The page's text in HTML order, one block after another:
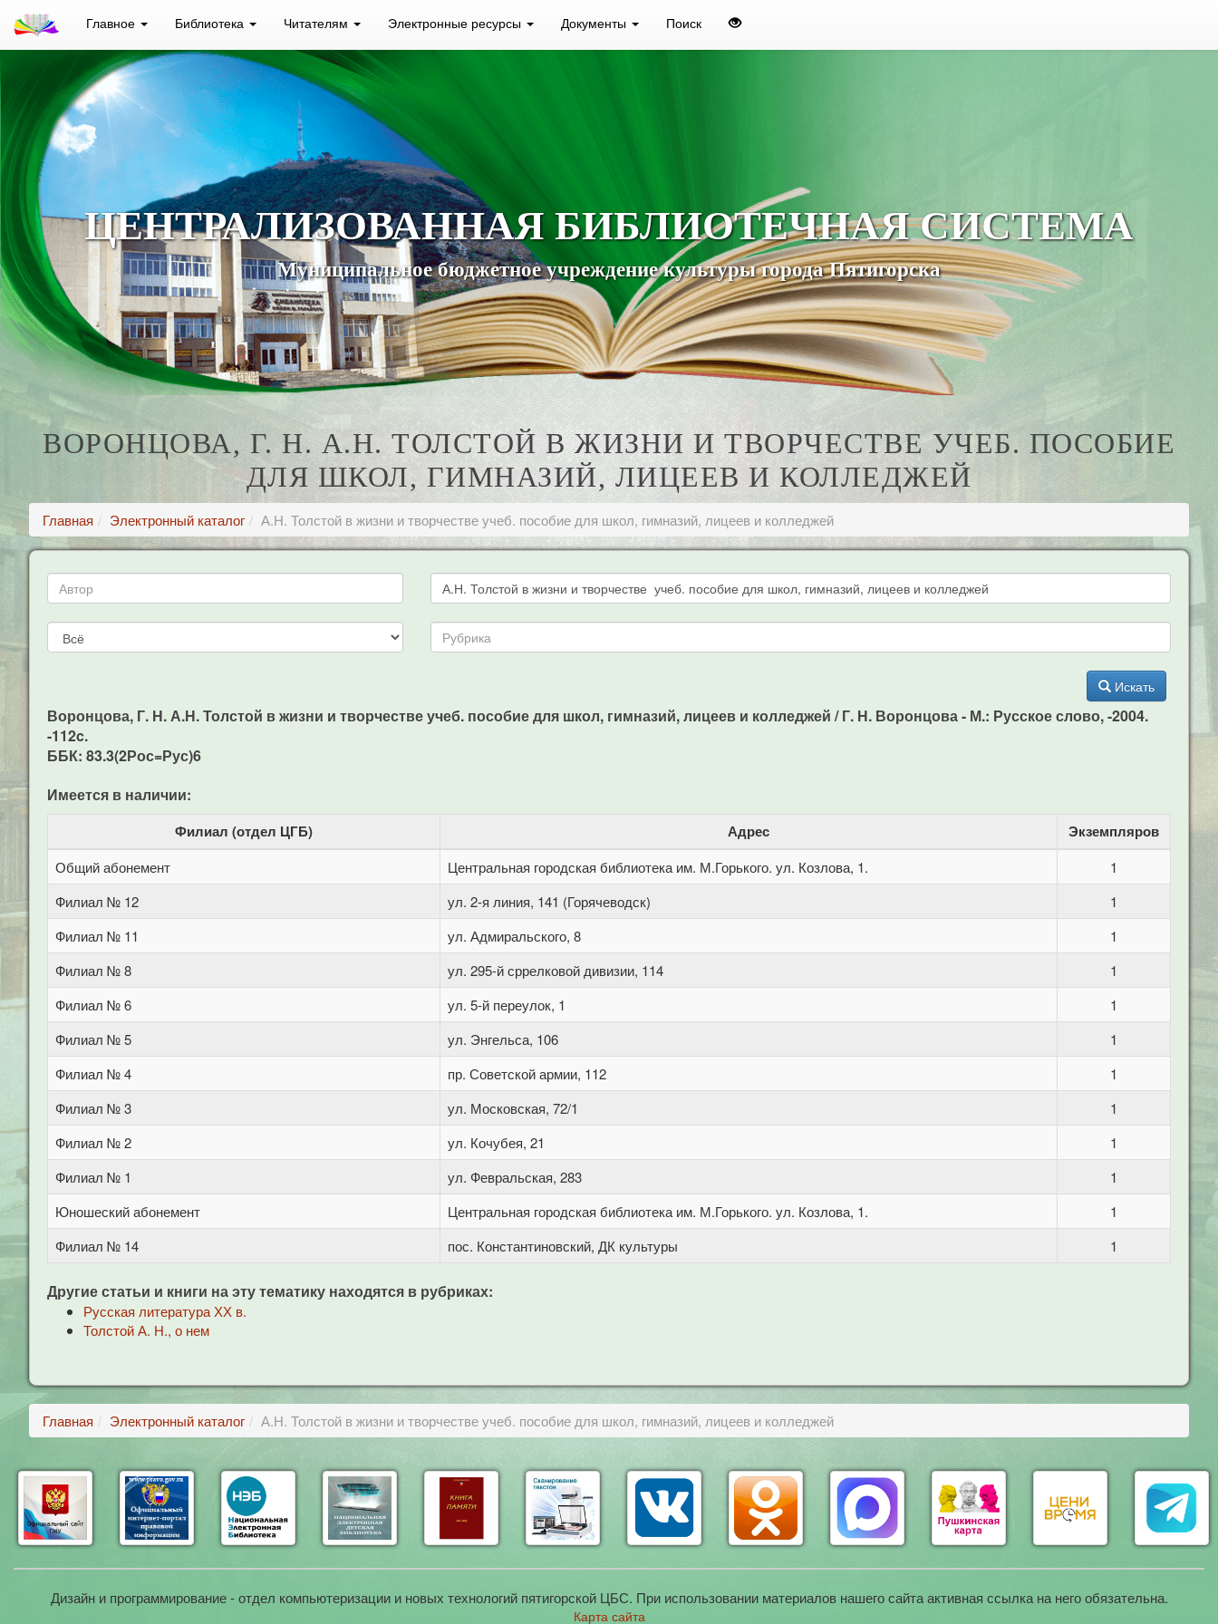
Главное Библиотека Читателям Электронные ресурсы Документы Поиск
ЦЕНТРАЛИЗОВАННАЯ БИБЛИОТЕЧНАЯ СИСТЕМА
Муниципальное бюджетное учреждение культуры города Пятигорска
ВОРОНЦОВА, Г. Н. А.Н. ТОЛСТОЙ В ЖИЗНИ И ТВОРЧЕСТВЕ УЧЕБ. ПОСОБИЕ
ДЛЯ ШКОЛ, ГИМНАЗИЙ, ЛИЦЕЕВ И КОЛЛЕДЖЕЙ
Главная Электронный каталог А.Н. Толстой в жизни и творчестве учеб. пособие для школ, гимназий, лицеев и колледжей
Искать
Воронцова, Г. Н. А.Н. Толстой в жизни и творчестве учеб. пособие для школ, гимназий, лицеев и колледжей / Г. Н. Воронцова - М.: Русское слово, -2004.
-112c.
ББК: 83.3(2Рос=Рус)6
Имеется в наличии:
Филиал (отдел ЦГБ) Адрес Экземпляров
Общий абонемент Центральная городская библиотека им. М.Горького. ул. Козлова, 1.
1
Филиал № 12
ул. 2-я линия, 141 (Горячеводск)
1
Филиал № 11
ул. Адмиральского, 8
1
Филиал № 8
ул. 295-й сррелковой дивизии, 114
1
Филиал № 6
ул. 5-й переулок, 1
1
Филиал № 5
ул. Энгельса, 106
1
Филиал № 4
пр. Советской армии, 112
1
Филиал № 3
ул. Московская, 72/1
1
Филиал № 2
ул. Кочубея, 21
1
Филиал № 1
ул. Февральская, 283
1
Юношеский абонемент
Центральная городская библиотека им. М.Горького. ул. Козлова, 1.
1
Филиал № 14
пос. Константиновский, ДК культуры 1
Другие статьи и книги на эту тематику находятся в рубриках:
Русская литература ХХ в.
Толстой А. Н., о нем
Главная Электронный каталог А.Н. Толстой в жизни и творчестве учеб. пособие для школ, гимназий, лицеев и колледжей
Дизайн и программирование - отдел компьютеризации и новых технологий пятигорской ЦБС. При использовании материалов нашего сайта активная ссылка на него обязательна.
Карта сайта